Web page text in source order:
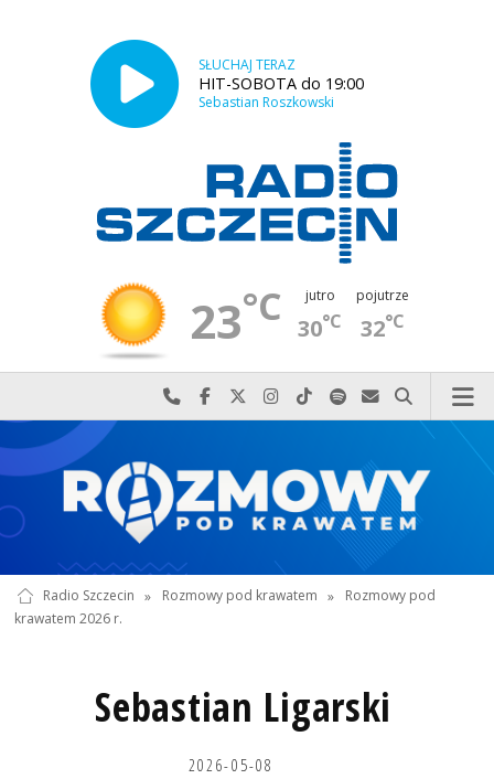
SŁUCHAJ TERAZ
HIT-SOBOTA do 19:00
Sebastian Roszkowski
23°C jutro
30°C
pojutrze
32°C
Najlepiej po prostu do nas zadzwoń
Odwiedź nas na Facebook-u
Odwiedź nas na X
Odwiedź nas na Instagram-ie
Odwiedź nas na TikTok-u
Szukaj nas na Spotify
Wyślij do nas
Szukaj
Radio Szczecin » Rozmowy pod krawatem »
Rozmowy pod
krawatem 2026 r.
Sebastian Ligarski
2026-05-08